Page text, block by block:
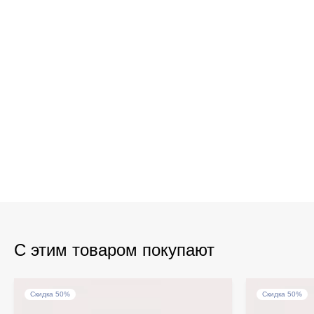
С этим товаром покупают
Скидка 50% Скидка 50%